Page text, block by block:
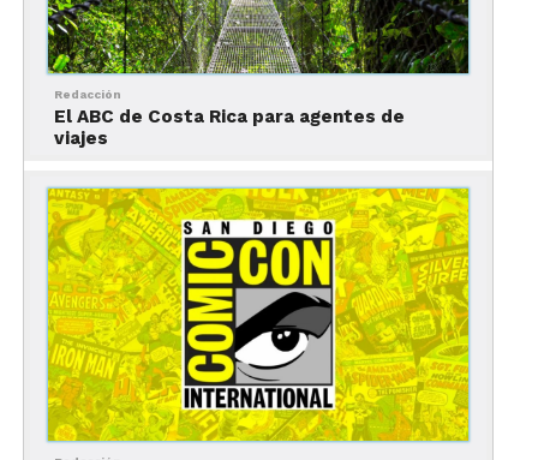
Foto: Bosque Mágico / Qué hacer en Monterrey para familias
¿Por qué visitarlo?Es elparque de diversiones
más popular de la ciudad y tiene atracciones para
todos los miembros de la familia, desde infantiles
hasta extremas.
¿Para quién es?Es una actividad imperdible para
Redacción
El ABC de Costa Rica para agentes de
viajes